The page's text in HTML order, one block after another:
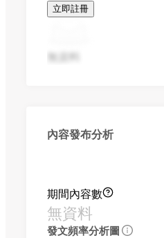
立即註冊
無資料
內容發布分析
期間內容數
無資料
發文頻率分析圖